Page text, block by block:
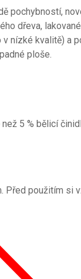
pochybností,
dřeva,
nízké kvalitě) a
ploše.
5 % bělicí
Před použitím si